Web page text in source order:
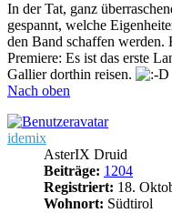
In der Tat, ganz
gespannt, welche
den Band schaffen werden.
Premiere: Es ist das erste
Gallier dorthin reisen.
Nach oben
idemix
AsterIX Druid
Beiträge: 1204
Registriert: 18.
Wohnort: Südtirol